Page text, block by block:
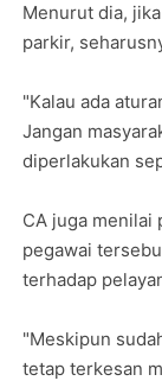
Menurut dia,
parkir,
"Kalau ada
Jangan
diperlakukan
CA juga menilai
pegawai
terhadap
"Meskipun
tetap terkesan